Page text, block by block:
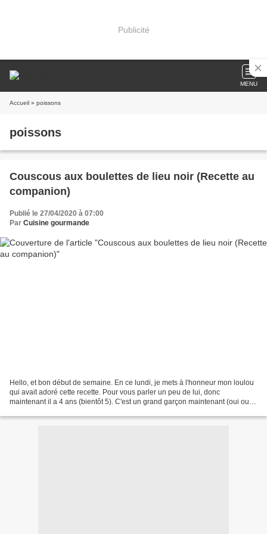
Publicité
MENU
Accueil » poissons
poissons
Couscous aux boulettes de lieu noir (Recette au
companion)
Publié le 27/04/2020 à 07:00
Par Cuisine gourmande
Hello, et bon début de semaine. En ce lundi, je mets à l'honneur mon loulou
qui avait adoré cette recette. Pour vous parler un peu de lui, donc
maintenant il a 4 ans (bientôt 5). C'est un grand garçon maintenant (oui oui